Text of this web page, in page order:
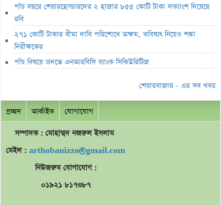
বুধবার শেয়ারবাজার বন্ধ
১৪ কার্যদিবসে সোনারগাঁও টেক্সটাইলের শেয়ারদর ৩২% বৃদ্ধি
‘রাজনৈতিক ক্ষমতা দেখিয়ে আমার কাজ কেড়ে নিয়েছিল বান্ধবী’
মূল্যসূচক বাড়লেও লেনদেনে পতন
ব্লক মার্কেটে ৩৬ কোটি টাকার লেনদেন
বৃহস্পতিবার পদ্মা ইসলামী লাইফ ইন্স্যুরেন্সের লেনদেন বন্ধ
বৃহস্পতিবার লেনদেনে ফিরবে ইউসিবি
লেনদেনের শীর্ষে একমি পেস্টিসাইডস
পাঁচ বছরে শেয়ারহোল্ডারদের ২ হাজার ৮৫৫ কোটি টাকা লভ্যাংশ দিয়েছে
রবি
২৭১ কোটি টাকার বীমা দাবি পরিশোধে অক্ষম, ভবিষ্যৎ নিয়েও শঙ্কা
নিরীক্ষকের
পাঁচ বিষয়ে তদন্তে এনআরবিসি ব্যাংক সিকিউরিটিজ
শেয়ারবাজার - এর সব খবর
প্রচ্ছদ আর্কাইভ যোগাযোগ
সম্পাদক : মোহাম্মদনজরুলইসলাম
মেইল : arthobanizzo@gmail.com
নিউজরুম যোগাযোগ :
০১৯২১ ৮১৭৩৮৭